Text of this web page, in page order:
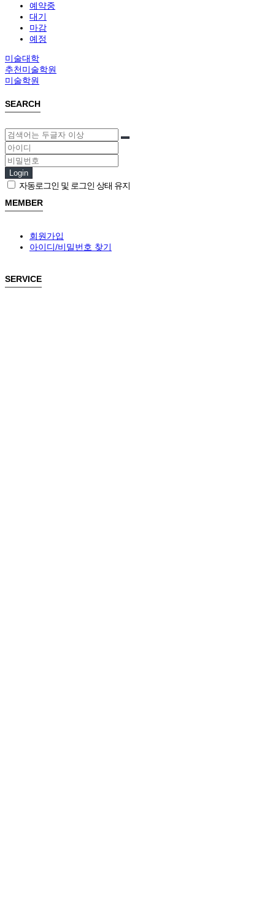
예약중
대기
마감
예정
미술대학
추천미술학원
미술학원
SEARCH
Login
자동로그인 및 로그인 상태 유지
MEMBER
회원가입
아이디/비밀번호 찾기
SERVICE